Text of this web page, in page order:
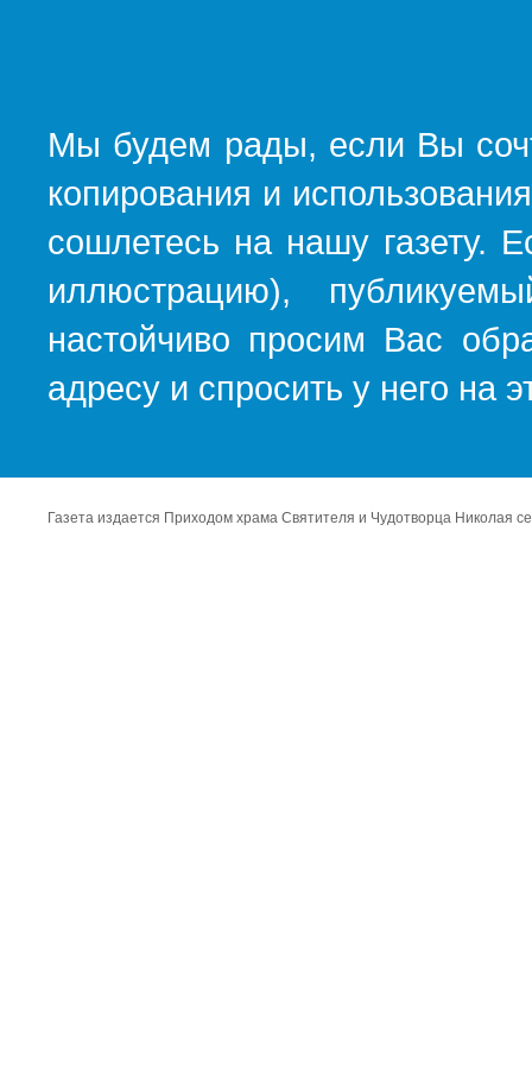
Мы будем рады, если Вы
копирования и
сошлетесь на нашу газету.
иллюстрацию),
настойчиво просим Вас
адресу и спросить у него на
Газета издается Приходом храма Святителя и Чудотворца Николая